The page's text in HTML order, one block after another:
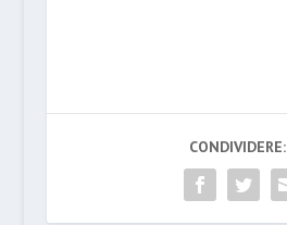
CONDIVIDERE: